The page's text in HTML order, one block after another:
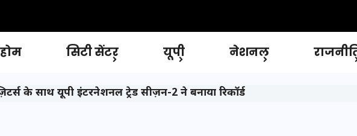
होम सिटी सेंटर यूपी नेशनल
के साथ यूपी इंटरनेशनल ट्रेड सीज़न-2 ने बनाया रिकॉर्ड